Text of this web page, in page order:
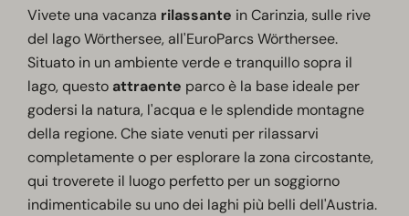
Vivete una vacanza rilassante in Carinzia, sulle rive
del lago Wörthersee, all'EuroParcs Wörthersee.
Situato in un ambiente verde e tranquillo sopra il
lago, questo attraente parco è la base ideale per
godersi la natura, l'acqua e le splendide montagne
della regione. Che siate venuti per rilassarvi
completamente o per esplorare la zona circostante,
qui troverete il luogo perfetto per un soggiorno
indimenticabile su uno dei laghi più belli dell'Austria.